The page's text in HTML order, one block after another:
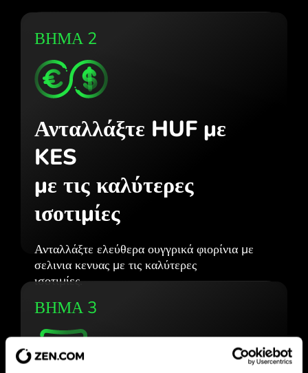
ΒΗΜΑ 2
Ανταλλάξτε HUF με
KES
με τις καλύτερες
ισοτιμίες
Ανταλλάξτε ελεύθερα ουγγρικά φιορίνια με
σελινια κενυας με τις καλύτερες
ισοτιμίες.
ΒΗΜΑ 3